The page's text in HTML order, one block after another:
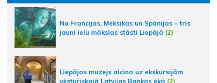
No Francijas, Meksikas un Spānijas – trīs
jauni ielu mākslas stāsti Liepājā (2)
Liepājas muzejs aicina uz ekskursijām
vēsturiskajā Latvijas Bankas ēkā (2)